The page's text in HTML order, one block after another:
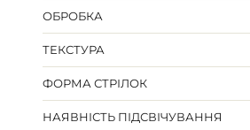
ОБРОБКА
ТЕКСТУРА
ФОРМА СТРІЛОК
НАЯВНІСТЬ ПІДСВІЧУВАННЯ